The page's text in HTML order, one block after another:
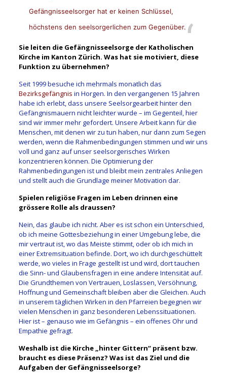
Gefängnisseelsorger hat er keinen Schlüssel,
höchstens den seelsorgerlichen zum Gegenüber.
Sie leiten die Gefängnisseelsorge der Katholischen
Kirche im Kanton Zürich. Was hat sie motiviert, diese
Funktion zu übernehmen?
Seit 1999 besuche ich mehrmals monatlich das
Bezirksgefängnis in Horgen. In den vergangenen 15 Jahren
habe ich erlebt, dass unsere Seelsorgearbeit hinter den
Gefängnismauern nicht leichter wurde – im Gegenteil, hier
sind wir immer mehr gefordert. Unsere Arbeit kann für die
Menschen, mit denen wir zu tun haben, nur dann zum Segen
werden, wenn die Rahmenbedingungen stimmen und wir uns
voll und ganz auf unser seelsorgerisches Wirken
konzentrieren können. Die Optimierung der
Rahmenbedingungen ist und bleibt mein zentrales Anliegen
und stellt auch die Grundlage meiner Motivation dar.
Spielen religiöse Fragen im Leben drinnen eine
grössere Rolle als draussen?
Nein, das glaube ich nicht. Aber es ist schon ein Unterschied,
ob ich meine Gottesbeziehung in einer Umgebung lebe, die
mir vertraut ist, wo das Meiste stimmt, oder ob ich mich in
einer Extremsituation befinde. Dort, wo ich durchgeschüttelt
werde, wo vieles in Frage gestellt ist und wird, dort tauchen
die Sinn- und Glaubensfragen in eine andere Intensität auf.
Die Grundthemen von Vertrauen, Loslassen, Versöhnung,
Hoffnung und Gemeinschaft bleiben aber die Gleichen. Auch
in unserem täglichen Wirken in den Pfarreien begegnen wir
vielen Menschen in ganz besonderen Lebenssituationen.
Hier ist – genauso wie im Gefängnis – ein offenes Ohr und
Empathie gefragt.
Weshalb ist die Kirche „hinter Gittern“ präsent bzw.
braucht es diese Präsenz? Was ist das Ziel und die
Aufgaben der Gefängnisseelsorge?